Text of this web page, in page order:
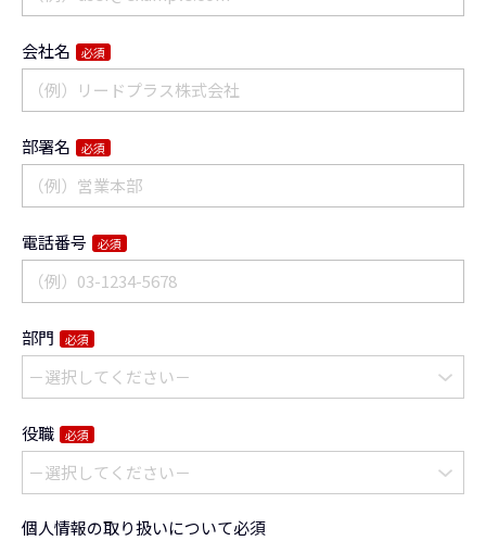
会社名 必須
部署名 必須
電話番号 必須
部門 必須
役職 必須
個人情報の取り扱いについて必須